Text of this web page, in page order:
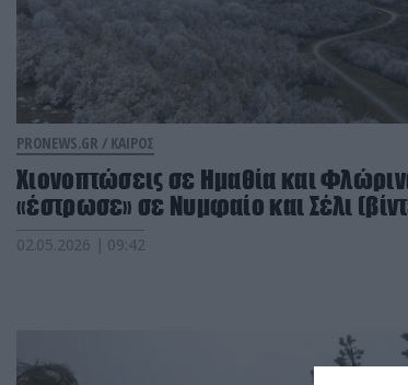
PRONEWS.GR / ΚΑΙΡΟΣ
Χιονοπτώσεις σε Ημαθία και
«έστρωσε» σε Νυμφαίο και Σέλι
02.05.2026 | 09:42